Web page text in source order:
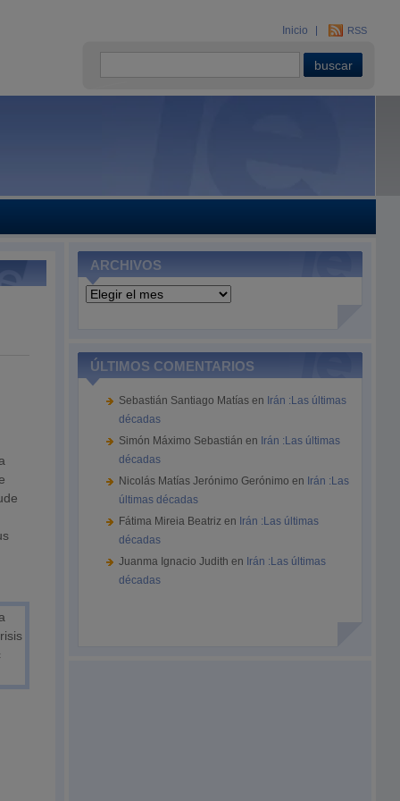
Inicio RSS
ARCHIVOS
Archivos
ÚLTIMOS COMENTARIOS
Sebastián Santiago Matías en Irán :Las últimas
décadas
Simón Máximo Sebastián en Irán :Las últimas
décadas
Nicolás Matías Jerónimo Gerónimo en Irán :Las
últimas décadas
Fátima Mireia Beatriz en Irán :Las últimas
décadas
Juanma Ignacio Judith en Irán :Las últimas
décadas